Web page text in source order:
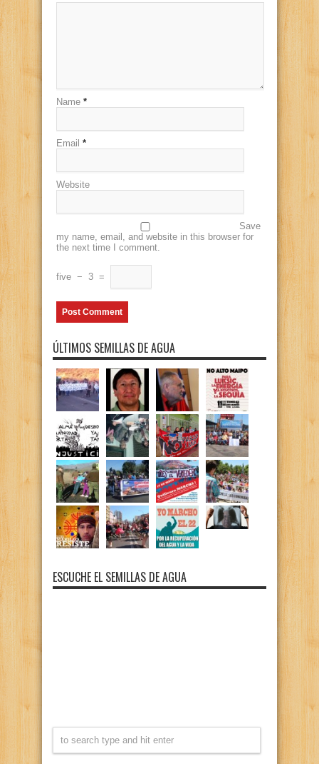
Name *
Email *
Website
Save
my name, email, and website in this browser for
the next time I comment.
five − 3 =
ÚLTIMOS SEMILLAS DE AGUA
ESCUCHE EL SEMILLAS DE AGUA